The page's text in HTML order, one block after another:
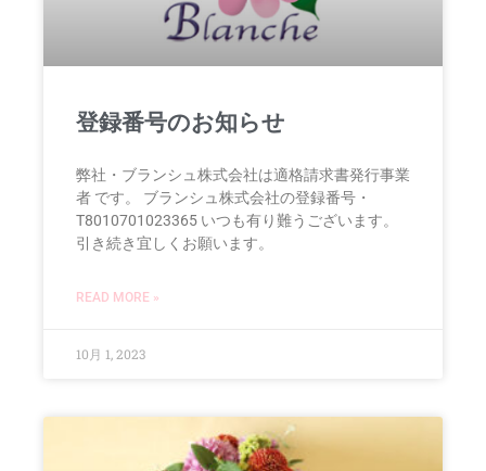
登録番号のお知らせ
弊社・ブランシュ株式会社は適格請求書発行事業
者 です。 ブランシュ株式会社の登録番号・
T8010701023365 いつも有り難うございます。
引き続き宜しくお願います。
READ MORE »
10月 1, 2023